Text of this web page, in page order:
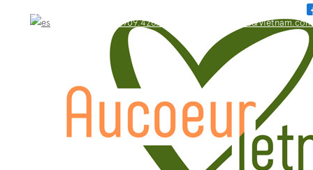
WhatsApp: +84.909.426.406 bonjour@aucoeurvietnam.com
WhatsApp: +84.909.426.406